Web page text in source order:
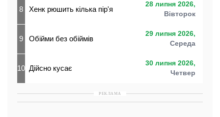
8 Хенк рюшить кілька пір'я
28 липня 2026,
Вівторок
9 Обійми без обіймів
29 липня 2026,
Середа
10 Дійсно кусає
30 липня 2026,
Четвер
РЕКЛАМА